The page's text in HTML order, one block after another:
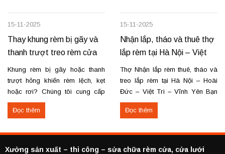
15-11-2025
Thay khung rèm bị gãy và
thanh trượt treo rèm cửa
Khung rèm bị gãy hoặc thanh
trượt hỏng khiến rèm lệch, kẹt
hoặc rơi? Chúng tôi cung cấp
dịch vụ thay khung và thanh
trượt rèm tận nơi, đảm bảo rèm
bền lâu. Thay khung rèm bị gãy,
cong vênh Thay hoặc sửa
Đọc thêm
15-11-2025
Nhận lắp, tháo và thuê thợ
lắp rèm tại Hà Nội – Việt
Trì – Vĩnh Yên
Thợ Nhận lắp rèm thuê, tháo và
treo lắp rèm tại Hà Nội – Hoài
Đức – Việt Trì – Vĩnh Yên Bạn
cần lắp rèm bị rơi, tháo rèm cũ
hoặc thuê thợ lắp rèm tại Hoài
Yên? Chúng tôi cung cấp dịch
vụ...
Đọc thêm
Xưởng sản xuất – thi công – sửa chữa rèm cửa, cửa lưới